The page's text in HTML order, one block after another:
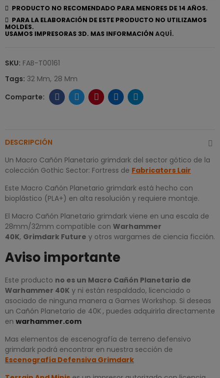
PRODUCTO NO RECOMENDADO PARA MENORES DE 14 AÑOS.
PARA LA ELABORACIÓN DE ESTE PRODUCTO NO UTILIZAMOS
MOLDES.
USAMOS IMPRESORAS 3D. MAS INFORMACIÓN AQUÍ.
SKU: FAB-T00161
Tags: 32 Mm 28 Mm
DESCRIPCIÓN
Un Macro Cañón Planetario grimdark del sector gótico de la
colección Gothic Sector: Fortress de Fabricators Lair
Este Macro Cañón Planetario grimdark está hecho con
bioplástico (PLA+) en alta resolución y requiere montaje.
El Macro Cañón Planetario grimdark viene en una escala de
28mm/32mm compatible con Warhammer
40K, Grimdark Future y otros wargames de ciencia ficción.
Aviso importante
Este producto no es un Macro Cañón Planetario de
Warhammer 40K y ni están respaldado, licenciado o
asociado de ninguna manera a Games Workshop. Si deseas
un Cañón Planetario de 40K , puedes adquirirla directamente
en warhammer.com
Mas elementos de escenografía de terreno defensivo
grimdark podrá encontrar en nuestra sección de
Escenografía Defensiva Grimdark